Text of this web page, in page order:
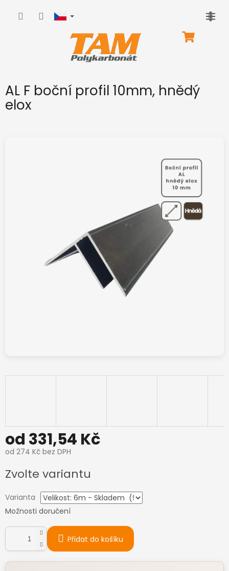
NÁKUPNÍ
AL F boční profil 10mm, hnědý
elox
od 331,54 Kč
od 274 Kč bez DPH
cena:
Zvolte variantu
Varianta
Možnosti doručení
Přidat do košíku